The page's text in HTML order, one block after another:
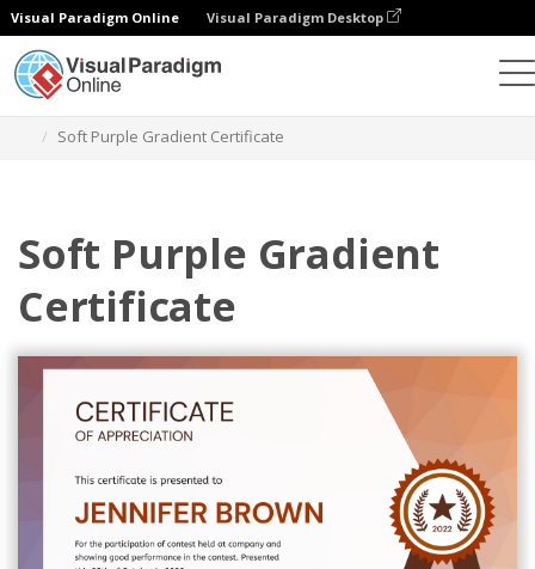
Visual Paradigm Online Visual Paradigm Desktop
Soft Purple Gradient Certificate
Soft Purple Gradient
Certificate